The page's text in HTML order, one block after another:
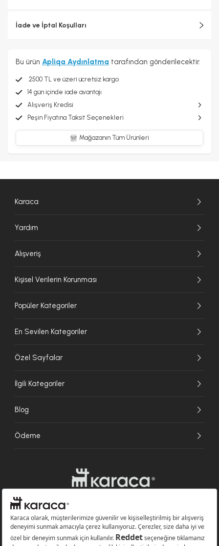
İade ve İptal Koşulları
Bu ürün Apliqa Aydınlatma tarafından gönderilecektir.
2500 TL ve üzeri ücretsiz kargo
14 gün içinde iade avantajı
Alışveriş Kredisi
Peşin Fiyatına Taksit Seçenekleri
Mağazanın Tüm Ürünleri
Karaca
Yardım
Alışveriş
Kişisel Verilerin Korunması
Popüler Kategoriler
En Sevilen Kategoriler
Özel Sayfalar
İlgili Kategoriler
Blog
Ödeme